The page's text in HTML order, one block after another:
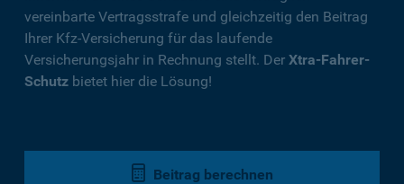
vereinbarte Vertragsstrafe und gleichzeitig den Beitrag
Ihrer Kfz-Versicherung für das laufende
Versicherungsjahr in Rechnung stellt. Der Xtra-Fahrer-
Schutz bietet hier die Lösung!
Beitrag berechnen